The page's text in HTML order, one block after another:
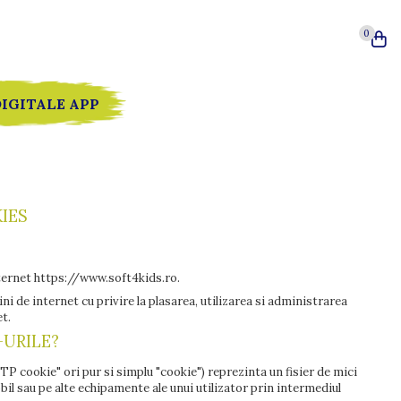
0
APP
https://www.soft4kids.ro.
de internet cu privire la plasarea, utilizarea si administrarea
cookie" ori pur si simplu "cookie") reprezinta un fisier de mici
sau pe alte echipamente ale unui utilizator prin intermediul